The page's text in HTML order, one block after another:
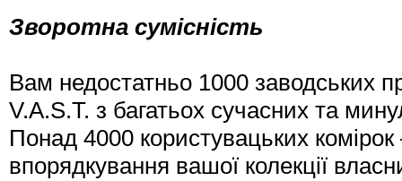
Зворотна сумісність
Вам недостатньо 1000 заводських
V.A.S.T. з багатьох сучасних та
Понад 4000 користувацьких
впорядкування вашої колекції